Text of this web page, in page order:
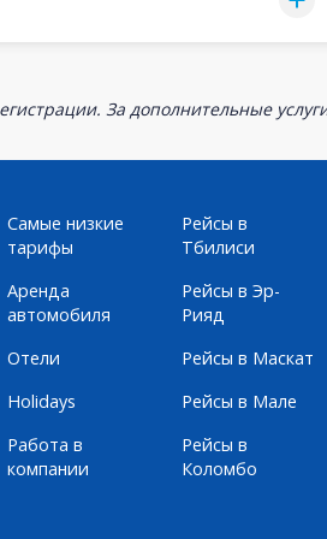
За дополнительные
Самые низкие
тарифы
Аренда
автомобиля
Отели
Holidays
Работа в
компании
Рейсы в
Тбилиси
Рейсы в Эр-
Рияд
Рейсы в Маскат
Рейсы в Мале
Рейсы в
Коломбо